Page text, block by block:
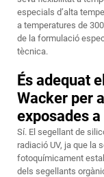
especials d’alta
a temperatures de
de la formulació
tècnica.
És adequat
Wacker per
exposades
Sí. El segellant de
radiació UV, ja que la
fotoquímicament
dels segellants